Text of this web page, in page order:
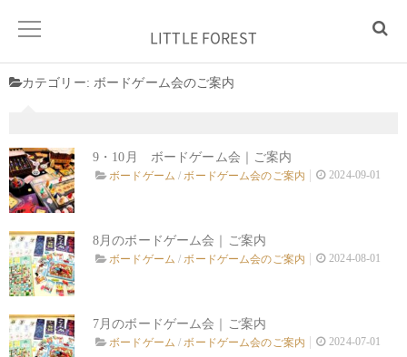
LITTLE FOREST
カテゴリー: ボードゲーム会のご案内
9・10月 ボードゲーム会｜ご案内
ボードゲーム /ボードゲーム会のご案内 2024-09-01
8月のボードゲーム会｜ご案内
ボードゲーム /ボードゲーム会のご案内 2024-08-01
7月のボードゲーム会｜ご案内
ボードゲーム /ボードゲーム会のご案内 2024-07-01